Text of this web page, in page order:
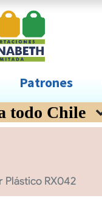
Patrones
todo Chile
Plástico RX042